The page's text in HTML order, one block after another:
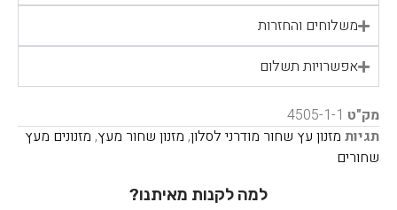
משלוחים והחזרות
אפשרויות תשלום
מק"ט 4505-1-1
תגיות מזנון עץ שחור מודרני לסלון, מזנון שחור מעץ, מזנונים מעץ
שחורים
למה לקנות מאיתנו?